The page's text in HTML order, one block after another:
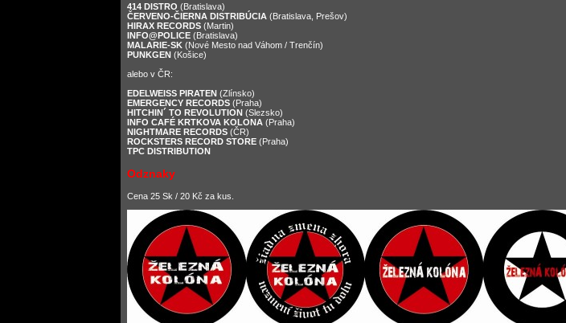
414 DISTRO (Bratislava)
ČERVENO-ČIERNA DISTRIBÚCIA (Bratislava, Prešov)
HIRAX RECORDS (Martin)
INFO@POLICE (Bratislava)
MALARIE-SK (Nové Mesto nad Váhom / Trenčín)
PUNKGEN (Košice)
alebo v ČR:
EDELWEISS PIRATEN (Zlínsko)
EMERGENCY RECORDS (Praha)
HITCHIN´ TO REVOLUTION (Slezsko)
INFO CAFÉ KRTKOVA KOLONA (Praha)
NIGHTMARE RECORDS (ČR)
ROCKSTERS RECORD STORE (Praha)
TPC DISTRIBUTION
Odznaky
Cena 25 Sk / 20 Kč za kus.